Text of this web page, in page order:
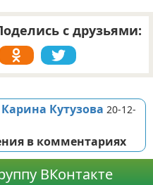
с друзьями:
Карина Кутузова 20-12-
в комментариях
ВКонтакте